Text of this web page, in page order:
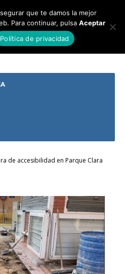
de accesibilidad en Parque Clara
que te damos la mejor
Para continuar, pulsa Aceptar
Política de privacidad